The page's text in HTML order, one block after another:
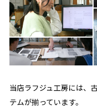
当店ラフジュ工房には、
テムが揃っています。